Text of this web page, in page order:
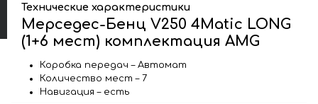
Технические характеристики
Мерседес-Бенц V250 4Matic LONG
(1+6 мест) комплектация AMG
Коробка передач – Автомат
Количество мест – 7
Навигация – есть